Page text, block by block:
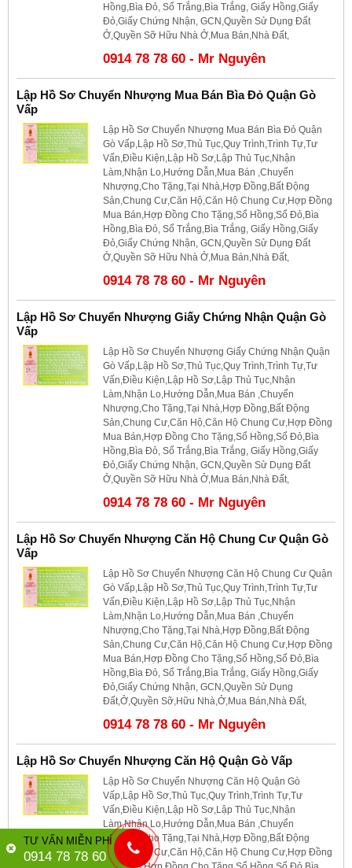
Hồng,Bìa Đỏ, Sổ Trắng,Bìa Trắng, Giấy Hồng,Giấy
Đỏ,Giấy Chứng Nhận, GCN,Quyền Sử Dụng Đất
Ở,Quyền Sỡ Hữu Nhà Ở,Mua Bán,Nhà Đất,
0914 78 78 60 - Mr Nguyên
Lập Hồ Sơ Chuyển Nhượng Mua Bán Bìa Đỏ Quận Gò
Vấp
Lập Hồ Sơ Chuyển Nhượng Mua Bán Bìa Đỏ Quận
Gò Vấp,Lập Hồ Sơ,Thủ Tục,Quy Trình,Trình Tự,Tư
Vấn,Điều Kiện,Lập Hồ Sơ,Lập Thủ Tục,Nhận
Làm,Nhận Lo,Hướng Dẫn,Mua Bán ,Chuyển
Nhượng,Cho Tặng,Tại Nhà,Hợp Đồng,Bất Động
Sản,Chung Cư,Căn Hộ,Căn Hộ Chung Cư,Hợp Đồng
Mua Bán,Hợp Đồng Cho Tặng,Sổ Hồng,Sổ Đỏ,Bìa
Hồng,Bìa Đỏ, Sổ Trắng,Bìa Trắng, Giấy Hồng,Giấy
Đỏ,Giấy Chứng Nhận, GCN,Quyền Sử Dụng Đất
Ở,Quyền Sỡ Hữu Nhà Ở,Mua Bán,Nhà Đất,
0914 78 78 60 - Mr Nguyên
Lập Hồ Sơ Chuyển Nhượng Giấy Chứng Nhận Quận Gò
Vấp
Lập Hồ Sơ Chuyển Nhượng Giấy Chứng Nhận Quận
Gò Vấp,Lập Hồ Sơ,Thủ Tục,Quy Trình,Trình Tự,Tư
Vấn,Điều Kiện,Lập Hồ Sơ,Lập Thủ Tục,Nhận
Làm,Nhận Lo,Hướng Dẫn,Mua Bán ,Chuyển
Nhượng,Cho Tặng,Tại Nhà,Hợp Đồng,Bất Động
Sản,Chung Cư,Căn Hộ,Căn Hộ Chung Cư,Hợp Đồng
Mua Bán,Hợp Đồng Cho Tặng,Sổ Hồng,Sổ Đỏ,Bìa
Hồng,Bìa Đỏ, Sổ Trắng,Bìa Trắng, Giấy Hồng,Giấy
Đỏ,Giấy Chứng Nhận, GCN,Quyền Sử Dụng Đất
Ở,Quyền Sỡ Hữu Nhà Ở,Mua Bán,Nhà Đất,
0914 78 78 60 - Mr Nguyên
Lập Hồ Sơ Chuyển Nhượng Căn Hộ Chung Cư Quận Gò
Vấp
Lập Hồ Sơ Chuyển Nhượng Căn Hộ Chung Cư Quận
Gò Vấp,Lập Hồ Sơ,Thủ Tục,Quy Trình,Trình Tự,Tư
Vấn,Điều Kiện,Lập Hồ Sơ,Lập Thủ Tục,Nhận
Làm,Nhận Lo,Hướng Dẫn,Mua Bán ,Chuyển
Nhượng,Cho Tặng,Tại Nhà,Hợp Đồng,Bất Động
Sản,Chung Cư,Căn Hộ,Căn Hộ Chung Cư,Hợp Đồng
Mua Bán,Hợp Đồng Cho Tặng,Sổ Hồng,Sổ Đỏ,Bìa
Hồng,Bìa Đỏ, Sổ Trắng,Bìa Trắng, Giấy Hồng,Giấy
Đỏ,Giấy Chứng Nhận, GCN,Quyền Sử Dụng
Đất,Ở,Quyền Sỡ,Hữu Nhà,Ở,Mua Bán,Nhà Đất,
0914 78 78 60 - Mr Nguyên
Lập Hồ Sơ Chuyển Nhượng Căn Hộ Quận Gò Vấp
Lập Hồ Sơ Chuyển Nhượng Căn Hộ Quận Gò
Vấp,Lập Hồ Sơ,Thủ Tục,Quy Trình,Trình Tự,Tư
Vấn,Điều Kiện,Lập Hồ Sơ,Lập Thủ Tục,Nhận
Làm,Nhận Lo,Hướng Dẫn,Mua Bán ,Chuyển
Nhượng,Cho Tặng,Tại Nhà,Hợp Đồng,Bất Động
Sản,Chung Cư,Căn Hộ,Căn Hộ Chung Cư,Hợp Đồng
TƯ VẤN MIỄN PHÍ
0914 78 78 60